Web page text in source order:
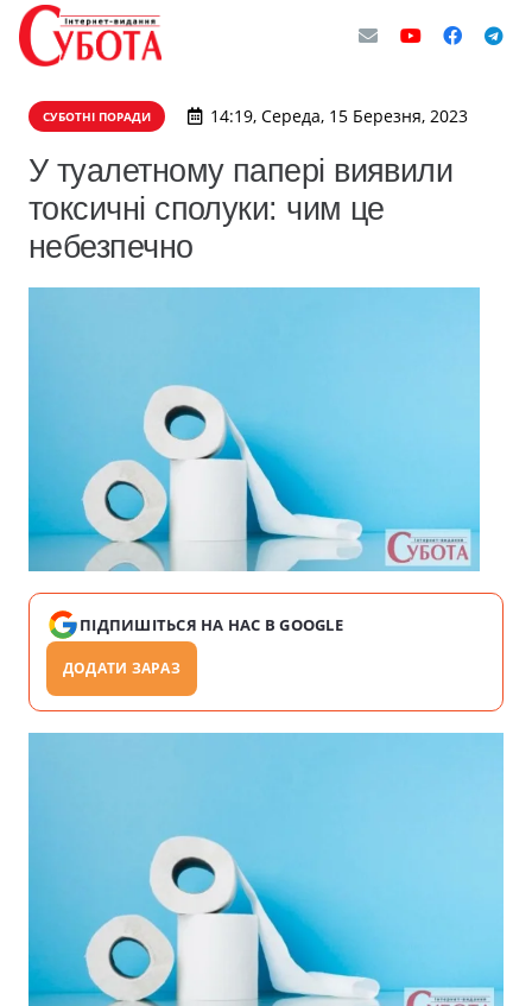
СУБОТНІ ПОРАДИ 14:19, Середа, 15 Березня, 2023
У туалетному папері виявили
токсичні сполуки: чим це
небезпечно
ПІДПИШІТЬСЯ НА НАС В GOOGLE
ДОДАТИ ЗАРАЗ